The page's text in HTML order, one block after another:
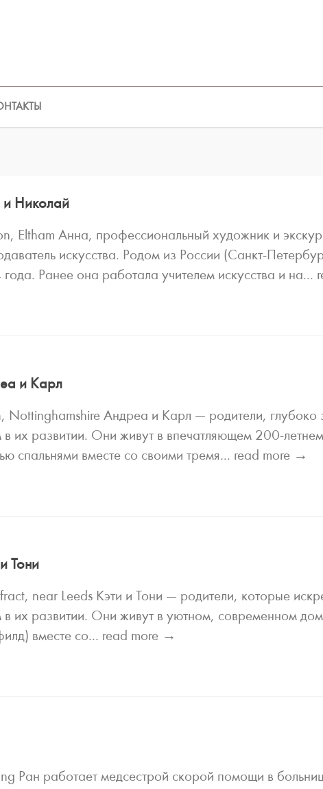
и Николай
Eltham Анна, профессиональный художник и
искусства. Родом из России (Санкт-
года. Ранее она работала учителем искусства и на...
и Карл
Nottinghamshire Андреа и Карл — родители,
в их развитии. Они живут в впечатляющем 200-
спальнями вместе со своими тремя... read more →
Тони
near Leeds Кэти и Тони — родители, которые
в их развитии. Они живут в уютном, современном
вместе со... read more →
Ран работает медсестрой скорой помощи в